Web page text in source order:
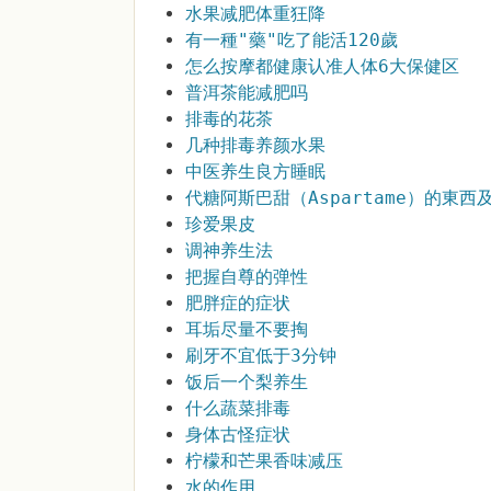
水果减肥体重狂降
有一種"藥"吃了能活120歲
怎么按摩都健康认准人体6大保健区
普洱茶能减肥吗
排毒的花茶
几种排毒养颜水果
中医养生良方睡眠
代糖阿斯巴甜（Aspartame）的東西
珍爱果皮
调神养生法
把握自尊的弹性
肥胖症的症状
耳垢尽量不要掏
刷牙不宜低于3分钟
饭后一个梨养生
什么蔬菜排毒
身体古怪症状
柠檬和芒果香味减压